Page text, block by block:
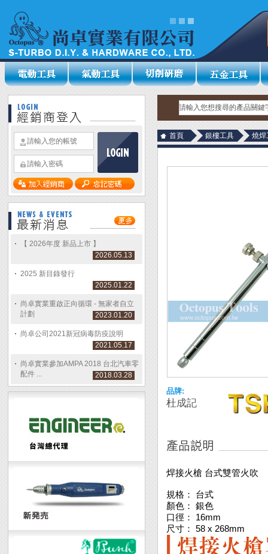
【 2026年度 新品上市 】
2026.05.13
2025 新目錄發行
2025.01.22
尚卓實業重啟正向循環 - 無家者自立
計劃
2023.01.20
尚卓公司2021新冠病毒防疫說明
2021.05.17
尚卓實業參加AMPA 2018 台北汽車零
配件 ...
2018.03.28
首頁 銀樓工具 燒焊
品牌:
杜成記
焊接火槍 台式雙管火吹
規格： 台式
顏色： 銀色
口徑： 16mm
尺寸： 58 x 268mm